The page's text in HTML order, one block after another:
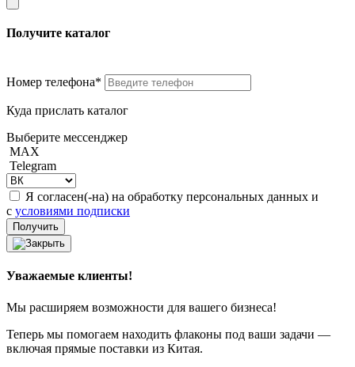
Получите каталог
Номер телефона*
Куда прислать каталог
Выберите мессенджер
MAX
Telegram
Я согласен(-на) на обработку персональных данных и
с условиями подписки
Уважаемые клиенты!
Мы расширяем возможности для вашего бизнеса!
Теперь мы помогаем находить флаконы под ваши задачи —
включая прямые поставки из Китая.